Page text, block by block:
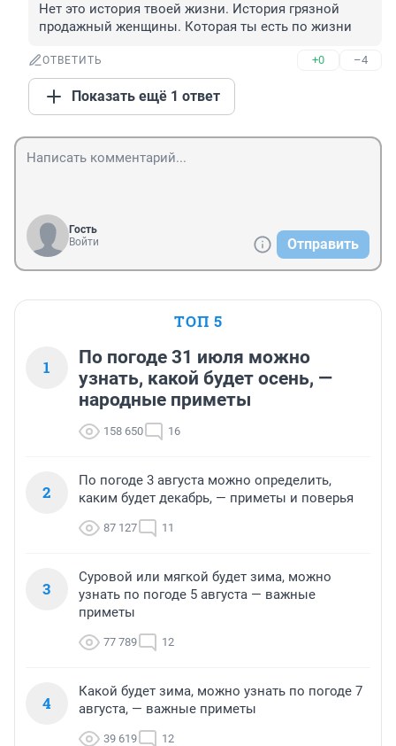
Нет это история твоей жизни. История грязной
продажный женщины. Которая ты есть по жизни
ОТВЕТИТЬ +0 –4
Показать ещё 1 ответ
Гость
Войти
Отправить
ТОП 5
1
По погоде 31 июля можно
узнать, какой будет осень, —
народные приметы
158 650 16
2
По погоде 3 августа можно определить,
каким будет декабрь, — приметы и поверья
87 127 11
3
Суровой или мягкой будет зима, можно
узнать по погоде 5 августа — важные
приметы
77 789 12
4
Какой будет зима, можно узнать по погоде 7
августа, — важные приметы
39 619 12